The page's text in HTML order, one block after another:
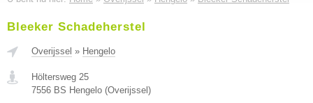
Bleeker Schadeherstel
Overijssel » Hengelo
Höltersweg 25
7556 BS Hengelo (Overijssel )